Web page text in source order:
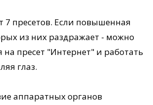
пресетов. Если повышенная
из них раздражает - можно
на пресет "Интернет" и работать
глаз.
аппаратных органов